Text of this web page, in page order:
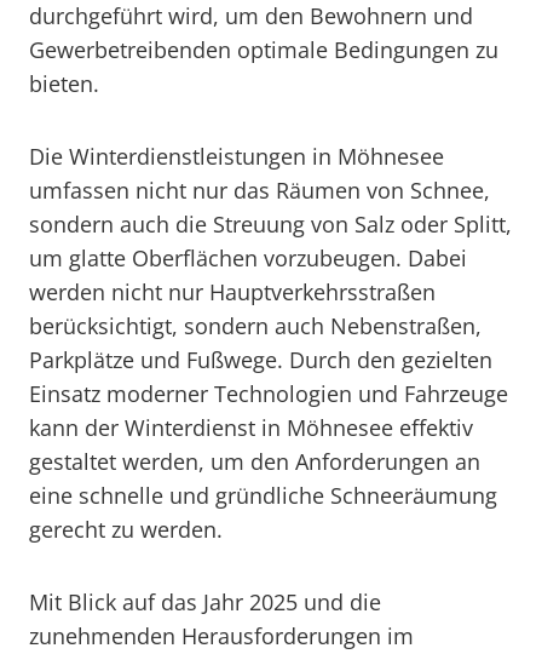
durchgeführt wird, um den Bewohnern und
Gewerbetreibenden optimale Bedingungen zu
bieten.
Die Winterdienstleistungen in Möhnesee
umfassen nicht nur das Räumen von Schnee,
sondern auch die Streuung von Salz oder Splitt,
um glatte Oberflächen vorzubeugen. Dabei
werden nicht nur Hauptverkehrsstraßen
berücksichtigt, sondern auch Nebenstraßen,
Parkplätze und Fußwege. Durch den gezielten
Einsatz moderner Technologien und Fahrzeuge
kann der Winterdienst in Möhnesee effektiv
gestaltet werden, um den Anforderungen an
eine schnelle und gründliche Schneeräumung
gerecht zu werden.
Mit Blick auf das Jahr 2025 und die
zunehmenden Herausforderungen im